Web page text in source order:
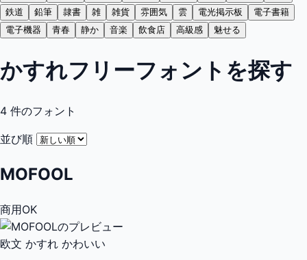
鉄道
鉛筆 隷書 雑 雑貨 雰囲気 雲 電光掲示板
電子書籍
電子機器
青春 静か 音楽 飲食店 高級感 魅せる
かすれフリーフォントを探す
4 件のフォント
並び順
MOFOOL
商用OK
欧文 かすれ かわいい